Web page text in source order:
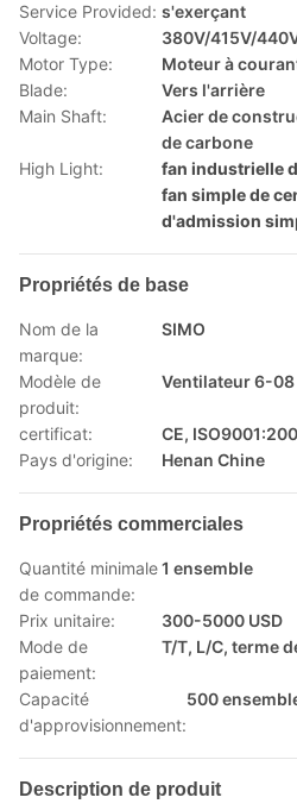
Service Provided: s'exerçant
Voltage:
380V/415V/
Motor Type:
Moteur à
Blade:
Vers l'arrière
Main Shaft:
Acier de
de carbone
High Light:
fan industrielle
fan simple de
d'admission
Propriétés de base
Nom de la
marque:
SIMO
Modèle de
produit:
Ventilateur 6-08
certificat:
CE,
Pays d'origine:
Henan Chine
Propriétés commerciales
Quantité minimale
de commande:
1 ensemble
Prix unitaire:
300-5000 USD
Mode de
paiement:
T/T, L/C, terme
Capacité
d'approvisionnement:
500
Description de produit